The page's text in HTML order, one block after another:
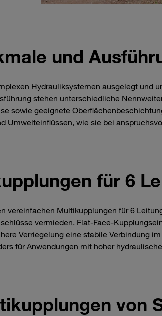
und
Hydrauliksystemen ausgelegt und
stehen unterschiedliche
sowie geeignete
Umwelteinflüssen, wie sie bei
für 6
vereinfachen Multikupplungen für 6
vermieden. Flat-Face-
Verriegelung eine stabile Verbindung
für Anwendungen mit hoher
von